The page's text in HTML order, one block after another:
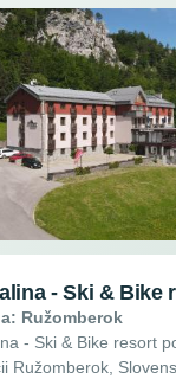
- Ski & Bike
Ružomberok
- Ski & Bike resort
Ružomberok,